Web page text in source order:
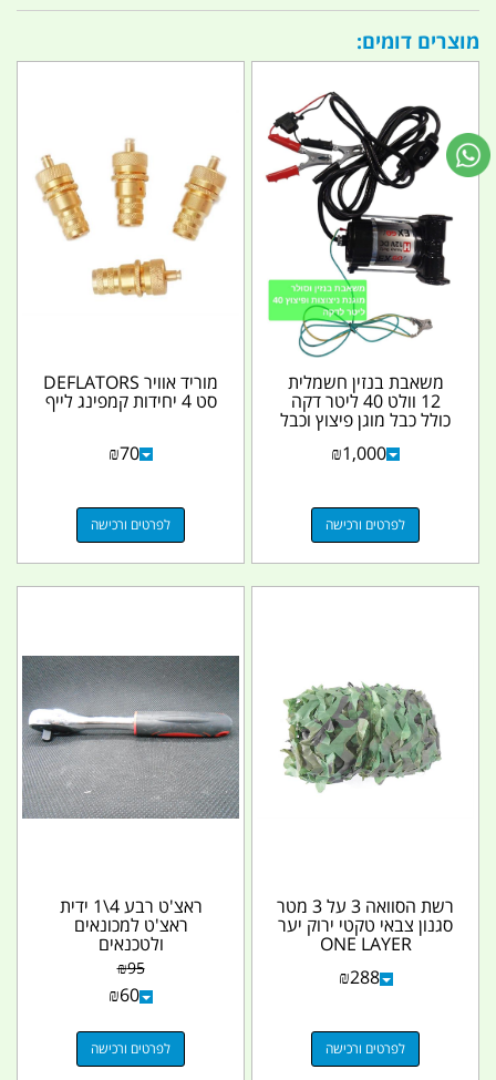
מוצרים דומים:
משאבת בנזין חשמלית
12 וולט 40 ליטר דקה
כולל כבל מוגן פיצוץ וכבל
הארקה קמפינג...
₪1,000
לפרטים ורכישה
מוריד אוויר DEFLATORS
סט 4 יחידות קמפינג לייף
₪70
לפרטים ורכישה
רשת הסוואה 3 על 3 מטר
סגנון צבאי טקטי ירוק יער
ONE LAYER
₪288
לפרטים ורכישה
ראצ'ט רבע 4\1 ידית
ראצ'ט למכונאים
ולטכנאים
₪95
₪60
לפרטים ורכישה